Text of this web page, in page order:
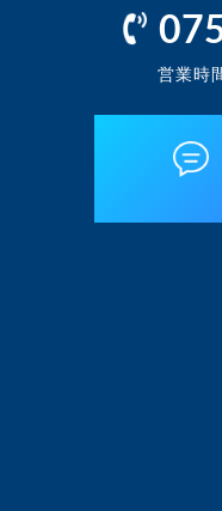
営業時